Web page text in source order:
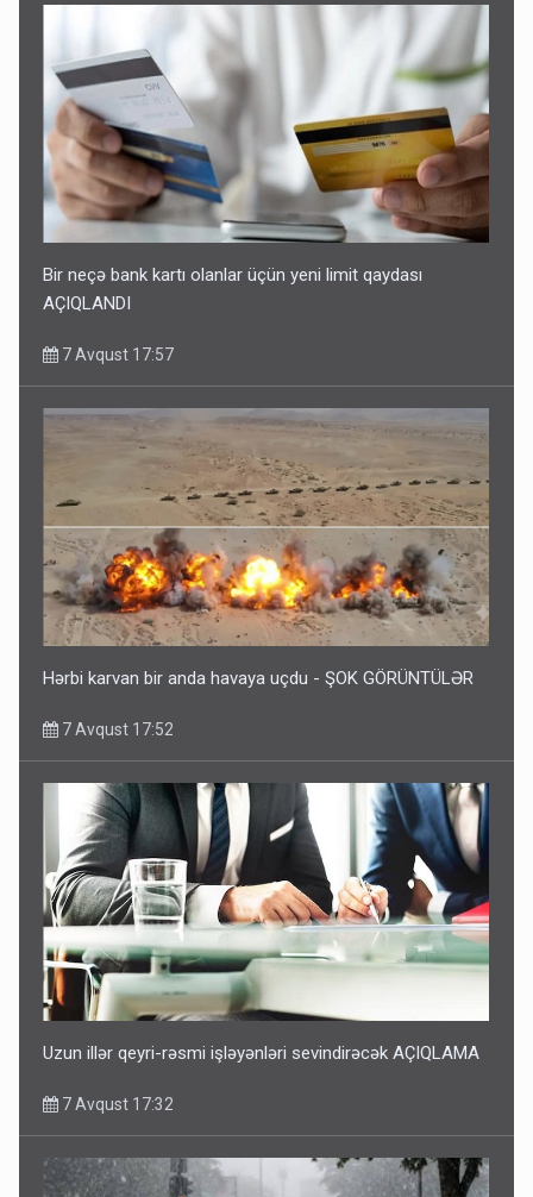
Bir neçə bank kartı olanlar üçün yeni limit qaydası
AÇIQLANDI
7 Avqust 17:57
Hərbi karvan bir anda havaya uçdu - ŞOK GÖRÜNTÜLƏR
7 Avqust 17:52
Uzun illər qeyri-rəsmi işləyənləri sevindirəcək AÇIQLAMA
7 Avqust 17:32